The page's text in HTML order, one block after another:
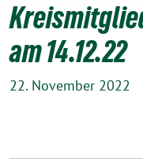
am 14.12.22
22. November 2022